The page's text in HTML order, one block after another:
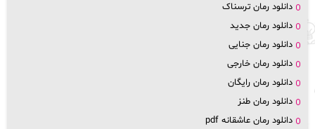
دانلود رمان ترسناک
دانلود رمان جدید
دانلود رمان جنایی
دانلود رمان خارجی
دانلود رمان رایگان
دانلود رمان طنز
دانلود رمان عاشقانه pdf